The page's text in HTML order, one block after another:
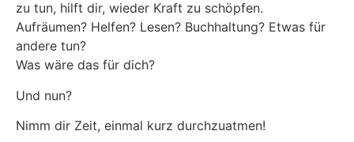
zu tun, hilft dir, wieder Kraft zu schöpfen.
Aufräumen? Helfen? Lesen? Buchhaltung? Etwas für
andere tun?
Was wäre das für dich?
Und nun?
Nimm dir Zeit, einmal kurz durchzuatmen!